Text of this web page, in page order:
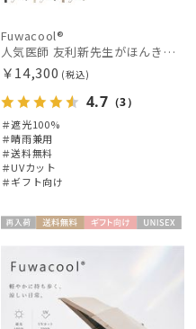
キッズ
Fuwacool®
人気医師 友利新先生がほんきで作った”絶対に忘れない誰でも日傘” エレガント派のバンブーフリル【晴雨兼用日傘】フワクール® (Fuwacool®) 雨の日OK 軽量 遮光100% UV100％
￥14,300 (税込)
4.7 （3）
＃遮光100%
＃晴雨兼用
＃送料無料
＃UVカット
＃ギフト向け
荷
向け